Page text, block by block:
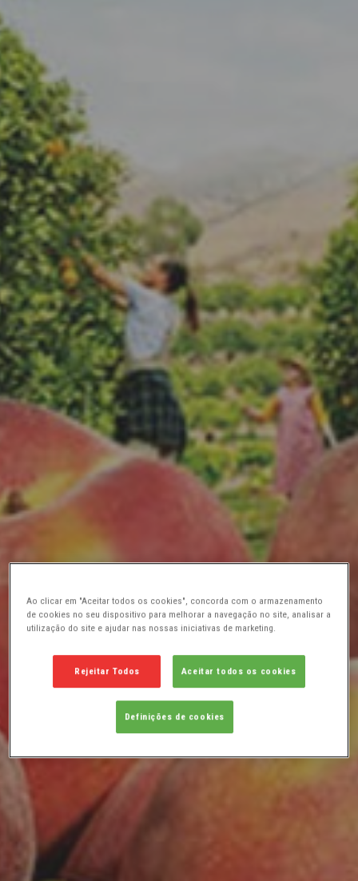
Ao clicar em "Aceitar todos os cookies", concorda com o armazenamento
de cookies no seu dispositivo para melhorar a navegação no site, analisar a
utilização do site e ajudar nas nossas iniciativas de marketing.
Rejeitar Todos Aceitar todos os cookies
Definições de cookies